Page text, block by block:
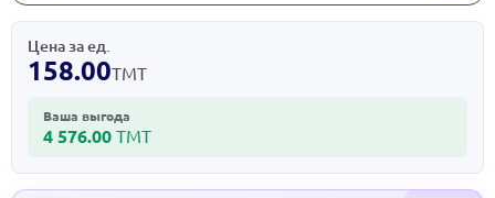
Цена за ед.
158.00ТМТ
Ваша выгода
4 576.00 ТМТ